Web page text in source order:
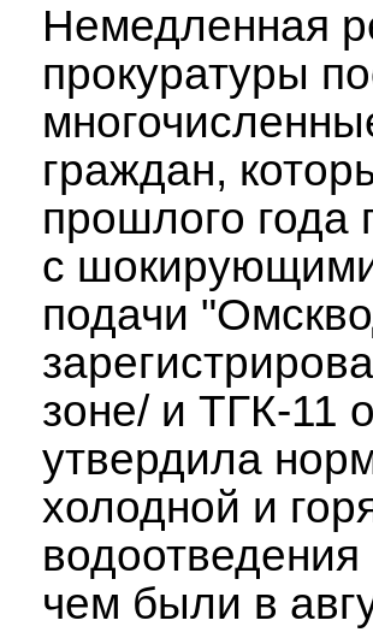
Немедленная
прокуратуры
граждан,
прошлого года
с
подачи
зоне/ и ТГК-11
утвердила
холодной и
чем были в